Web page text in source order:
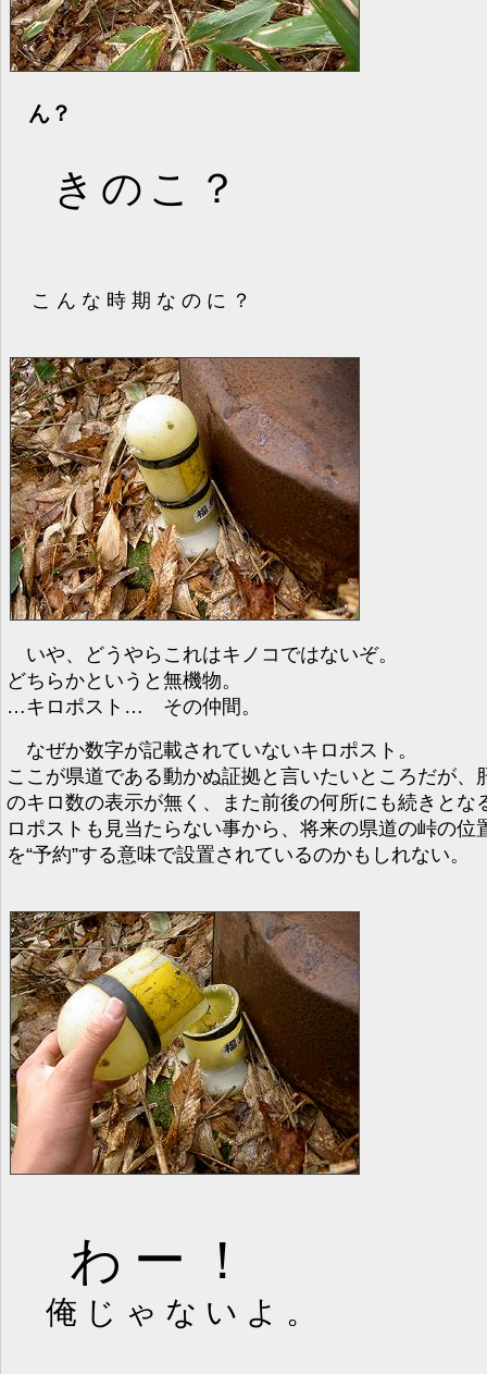
ん？
きのこ？
こんな時期なのに？
いや、どうやらこれはキノコではないぞ。
どちらかというと無機物。
…キロポスト… その仲間。
なぜか数字が記載されていないキロポスト。
ここが県道である動かぬ証拠と言いたいところだが、
のキロ数の表示が無く、また前後の何所にも続きとな
ロポストも見当たらない事から、将来の県道の峠の位
を“予約”する意味で設置されているのかもしれない。
わー！
俺じゃないよ。